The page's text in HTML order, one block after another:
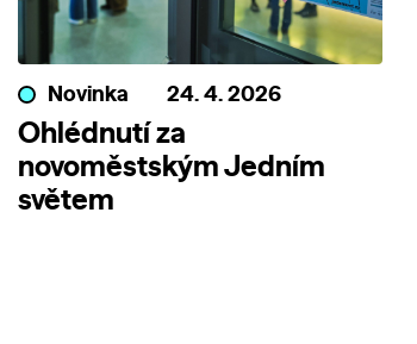
Novinka 24. 4. 2026
Ohlédnutí za
novoměstským Jedním
světem